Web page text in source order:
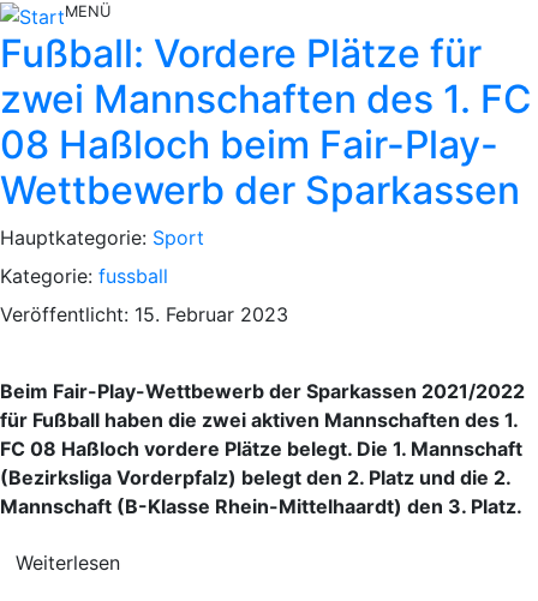
MENÜ
Fußball: Vordere Plätze für
zwei Mannschaften des 1. FC
08 Haßloch beim Fair-Play-
Wettbewerb der Sparkassen
Hauptkategorie: Sport
Kategorie: fussball
Veröffentlicht: 15. Februar 2023
Beim Fair-Play-Wettbewerb der Sparkassen 2021/2022
für Fußball haben die zwei aktiven Mannschaften des 1.
FC 08 Haßloch vordere Plätze belegt. Die 1. Mannschaft
(Bezirksliga Vorderpfalz) belegt den 2. Platz und die 2.
Mannschaft (B-Klasse Rhein-Mittelhaardt) den 3. Platz.
Weiterlesen